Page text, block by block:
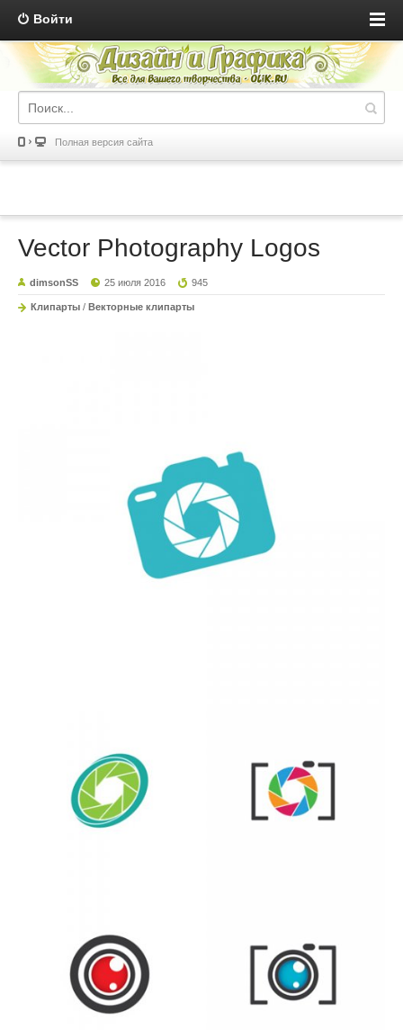
Войти
Полная версия сайта
Vector Photography Logos
dimsonSS 25 июля 2016 945
Клипарты / Векторные клипарты